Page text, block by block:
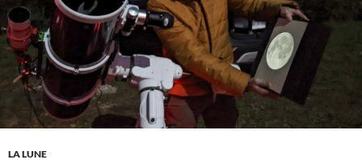
LA LUNE